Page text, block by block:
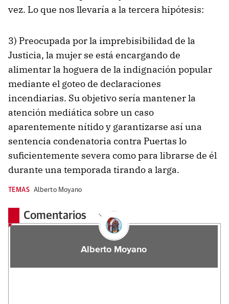
vez. Lo que nos llevaría a la tercera hipótesis:
3) Preocupada por la imprebisibilidad de la
Justicia, la mujer se está encargando de
alimentar la hoguera de la indignación popular
mediante el goteo de declaraciones
incendiarias. Su objetivo sería mantener la
atención mediática sobre un caso
aparentemente nítido y garantizarse así una
sentencia condenatoria contra Puertas lo
suficientemente severa como para librarse de él
durante una temporada tirando a larga.
TEMAS Alberto Moyano
Comentarios
Alberto Moyano